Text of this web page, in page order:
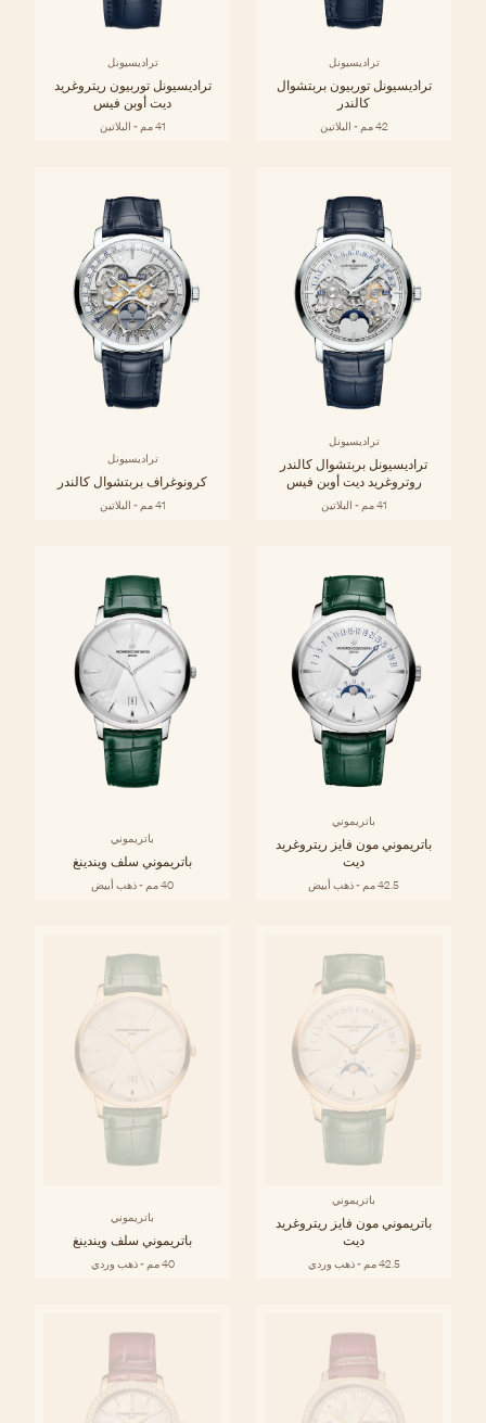
تراديسيونل
تراديسيونل توربيون بربتشوال
كالندر
42 مم - البلاتين
تراديسيونل
تراديسيونل توربيون ريتروغريد
ديت أوبن فيس
41 مم - البلاتين
تراديسيونل
تراديسيونل بربتشوال كالندر
روتروغريد ديت أوبن فيس
41 مم - البلاتين
تراديسيونل
كرونوغراف بربتشوال كالندر
41 مم - البلاتين
باتريموني
باتريموني مون فايز ريتروغريد
ديت
42.5 مم - ذهب أبيض
باتريموني
باتريموني سلف ويندينغ
40 مم - ذهب أبيض
باتريموني
باتريموني مون فايز ريتروغريد
ديت
42.5 مم - ذهب وردي
باتريموني
باتريموني سلف ويندينغ
40 مم - ذهب وردي